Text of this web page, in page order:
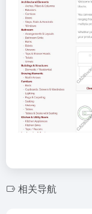
相关导航